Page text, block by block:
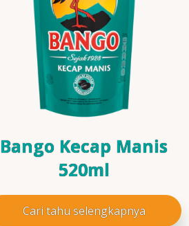
Bango Kecap Manis
520ml
Cari tahu selengkapnya